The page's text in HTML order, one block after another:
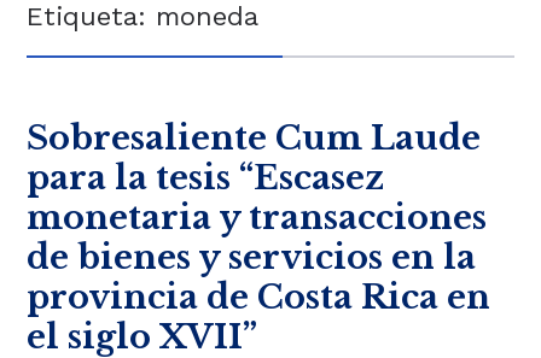
Etiqueta: moneda
Sobresaliente Cum Laude
para la tesis “Escasez
monetaria y transacciones
de bienes y servicios en la
provincia de Costa Rica en
el siglo XVII”